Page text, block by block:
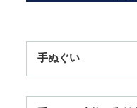
手ぬぐい